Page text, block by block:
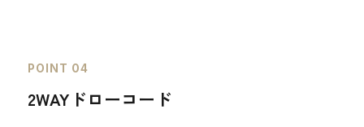
POINT 04
2WAYドローコード